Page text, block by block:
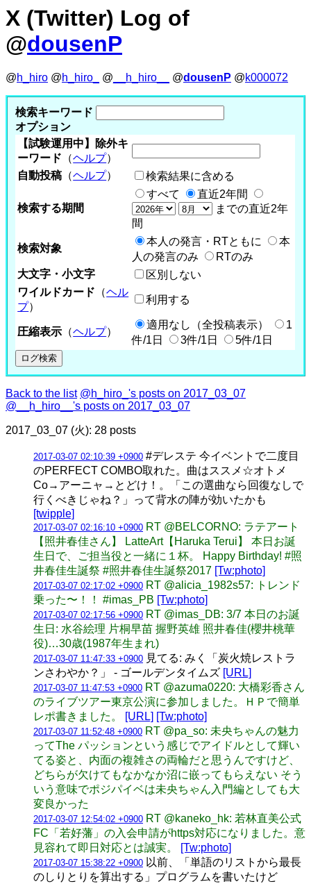
X (Twitter) Log of
@dousenP
@h_hiro @h_hiro_ @ __h_hiro__ @dousenP @k000072
検索キーワード
オプション
【試験運用中】除外キ
ーワード （ヘルプ）
自動投稿 （ヘルプ） 検索結果に含める
検索する期間
すべて
直近2年間
までの直近2年
間
検索対象
本人の発言・RTともに
本
人の発言のみ
RTのみ
大文字・小文字
区別しない
ワイルドカード （ヘル
プ）
利用する
圧縮表示 （ヘルプ）
適用なし（全投稿表示）
1
件/1日
3件/1日 5件/1日
Back to the list @h_hiro_'s posts on 2017_03_07
@__h_hiro__'s posts on 2017_03_07
2017_03_07 (火): 28 posts
2017-03-07 02:10:39 +0900 #デレステ 今イベントで二度目
のPERFECT COMBO取れた。曲はススメ☆オトメ
Co→アーニャ→とどけ！。「この選曲なら回復なしで
行くべきじゃね？」って背水の陣が効いたかも
[twipple]
2017-03-07 02:16:10 +0900 RT @BELCORNO: ラテアート
【照井春佳さん】 LatteArt【Haruka Terui】 本日お誕
生日で、ご担当役と一緒に１杯。 Happy Birthday! #照
井春佳生誕祭 #照井春佳生誕祭2017 [Tw:photo]
2017-03-07 02:17:02 +0900 RT @alicia_1982s57: トレンド
乗った〜！！ #imas_PB [Tw:photo]
2017-03-07 02:17:56 +0900 RT @imas_DB: 3/7 本日のお誕
生日: 水谷絵理 片桐早苗 握野英雄 照井春佳(櫻井桃華
役)…30歳(1987年生まれ)
2017-03-07 11:47:33 +0900 見てる: みく「炭火焼レストラ
ンさわやか？」 - ゴールデンタイムズ [URL]
2017-03-07 11:47:53 +0900 RT @azuma0220: 大橋彩香さん
のライブツアー東京公演に参加しました。ＨＰで簡単
レポ書きました。
[URL] [Tw:photo]
2017-03-07 11:52:48 +0900 RT @pa_so: 未央ちゃんの魅力
ってThe パッションという感じでアイドルとして輝い
てる姿と、内面の複雑さの両輪だと思うんですけど、
どちらが欠けてもなかなか沼に嵌ってもらえない そう
いう意味でポジパイベは未央ちゃん入門編としても大
変良かった
2017-03-07 12:54:02 +0900 RT @kaneko_hk: 若林直美公式
FC「若好藩」の入会申請がhttps対応になりました。意
見容れて即日対応とは誠実。
[Tw:photo]
2017-03-07 15:38:22 +0900 以前、「単語のリストから最長
のしりとりを算出する」プログラムを書いたけど